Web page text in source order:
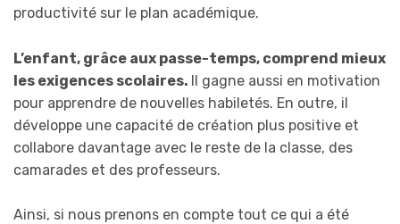
productivité sur le plan académique.
L’enfant, grâce aux passe-temps, comprend mieux
les exigences scolaires. Il gagne aussi en motivation
pour apprendre de nouvelles habiletés. En outre, il
développe une capacité de création plus positive et
collabore davantage avec le reste de la classe, des
camarades et des professeurs.
Ainsi, si nous prenons en compte tout ce qui a été